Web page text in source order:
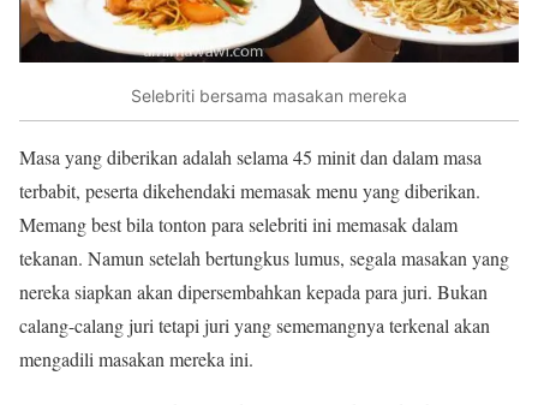
Selebriti bersama masakan mereka
Masa yang diberikan adalah selama 45 minit dan dalam masa
terbabit, peserta dikehendaki memasak menu yang diberikan.
Memang best bila tonton para selebriti ini memasak dalam
tekanan. Namun setelah bertungkus lumus, segala masakan yang
nereka siapkan akan dipersembahkan kepada para juri. Bukan
calang-calang juri tetapi juri yang sememangnya terkenal akan
mengadili masakan mereka ini.